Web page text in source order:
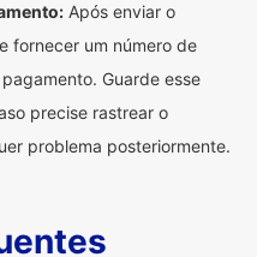
Após enviar o
fornecer um número de
Guarde esse
precise rastrear o
problema posteriormente.